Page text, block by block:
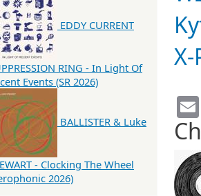
X-
EDDY CURRENT
RING - In Light Of
Events (SR 2026)
BALLISTER & Luke
- Clocking The Wheel
2026)